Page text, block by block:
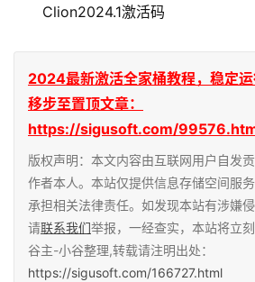
Clion2024.1激活码
2024最新激活全家桶教程，稳定
移步至置顶文章：
https://sigusoft.com/
版权声明：本文内容由互联网用户自发
作者本人。本站仅提供信息存储空间服
承担相关法律责任。如发现本站有涉嫌
请联系我们举报，一经查实，本站将立
谷主-小谷整理,转载请注明出处：
https://sigusoft.com/166727.html